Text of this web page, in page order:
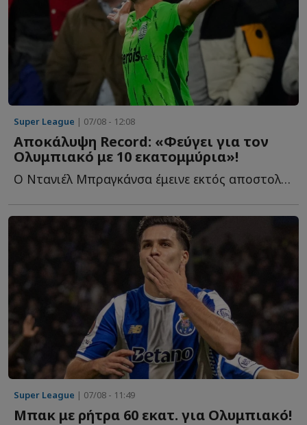
Super League | 07/08 - 12:08
Αποκάλυψη Record: «Φεύγει για τον
Ολυμπιακό με 10 εκατομμύρια»!
Ο Ντανιέλ Μπραγκάνσα έμεινε εκτός αποστολής στο τελευταίο π...
Super League | 07/08 - 11:49
Μπακ με ρήτρα 60 εκατ. για Ολυμπιακό!